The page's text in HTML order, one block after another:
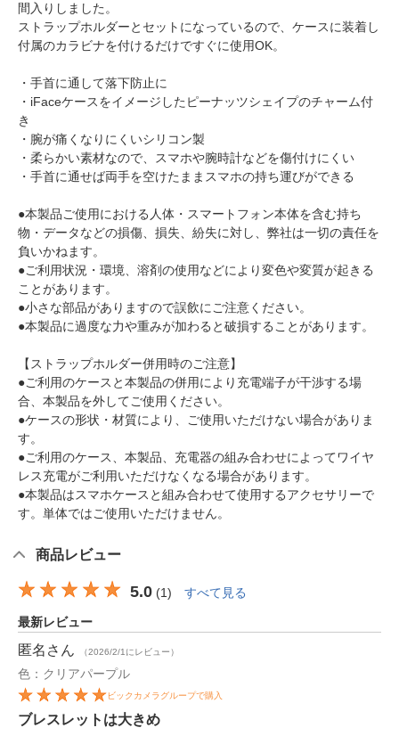
間入りしました。
ストラップホルダーとセットになっているので、ケースに装着し
付属のカラビナを付けるだけですぐに使用OK。
・手首に通して落下防止に
・iFaceケースをイメージしたピーナッツシェイプのチャーム付
き
・腕が痛くなりにくいシリコン製
・柔らかい素材なので、スマホや腕時計などを傷付けにくい
・手首に通せば両手を空けたままスマホの持ち運びができる
●本製品ご使用における人体・スマートフォン本体を含む持ち
物・データなどの損傷、損失、紛失に対し、弊社は一切の責任を
負いかねます。
●ご利用状況・環境、溶剤の使用などにより変色や変質が起きる
ことがあります。
●小さな部品がありますので誤飲にご注意ください。
●本製品に過度な力や重みが加わると破損することがあります。
【ストラップホルダー併用時のご注意】
●ご利用のケースと本製品の併用により充電端子が干渉する場
合、本製品を外してご使用ください。
●ケースの形状・材質により、ご使用いただけない場合がありま
す。
●ご利用のケース、本製品、充電器の組み合わせによってワイヤ
レス充電がご利用いただけなくなる場合があります。
●本製品はスマホケースと組み合わせて使用するアクセサリーで
す。単体ではご使用いただけません。
商品レビュー
5.0 (1) すべて見る
最新レビュー
匿名 さん （2026/2/1にレビュー）
色：クリアパープル
ビックカメラグループで購入
ブレスレットは大きめ